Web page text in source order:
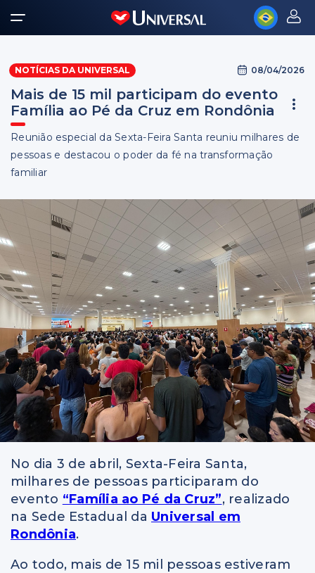
NOTÍCIAS DA UNIVERSAL 08/04/2026
Mais de 15 mil participam do evento
Família ao Pé da Cruz em Rondônia
Reunião especial da Sexta-Feira Santa reuniu milhares de
pessoas e destacou o poder da fé na transformação
familiar
No dia 3 de abril, Sexta-Feira Santa,
milhares de pessoas participaram do
evento “Família ao Pé da Cruz”, realizado
na Sede Estadual da Universal em
Rondônia.
Ao todo, mais de 15 mil pessoas estiveram